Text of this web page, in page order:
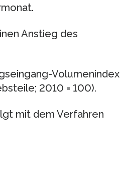
Anstieg des
Volumenindex
2010 = 100).
mit dem Verfahren